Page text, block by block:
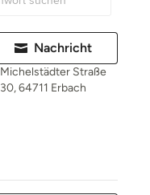
Nachricht
Michelstädter Straße
30, 64711 Erbach